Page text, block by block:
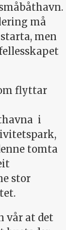
må
men
flyttar
i
tomta
stor
vår at det